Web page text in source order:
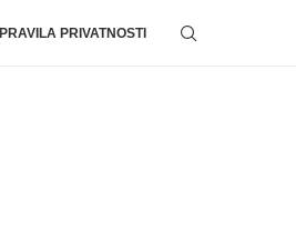
PRAVILA PRIVATNOSTI